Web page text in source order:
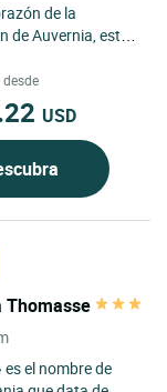
de la
de Auvernia, esta
desde
USD
Thomasse
el nombre de